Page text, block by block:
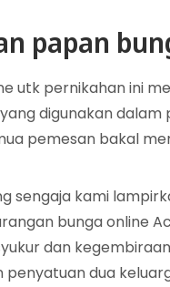
papan
utk pernikahan ini
digunakan
pemesan bakal
sengaja kami
bunga online
dan
penyatuan dua